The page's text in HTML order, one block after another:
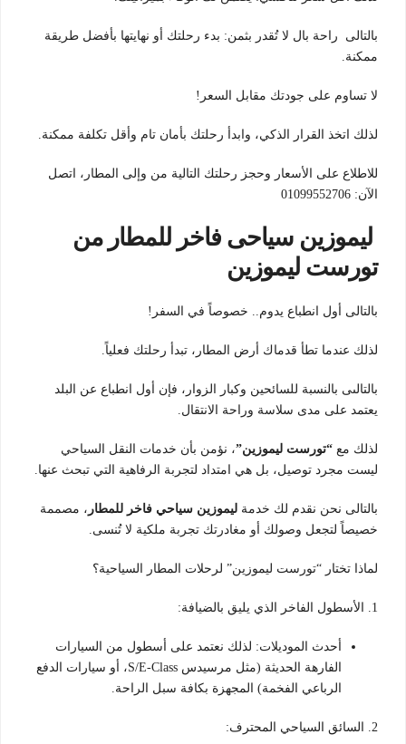
بالتالى راحة بال لا تُقدر بثمن: بدء رحلتك أو نهايتها بأفضل طريقة
ممكنة.
لا تساوم على جودتك مقابل السعر!
لذلك اتخذ القرار الذكي، وابدأ رحلتك بأمان تام وأقل تكلفة ممكنة.
للاطلاع على الأسعار وحجز رحلتك التالية من وإلى المطار، اتصل
الآن: 01099552706
ليموزين سياحى فاخر للمطار من
تورست ليموزين
بالتالى أول انطباع يدوم.. خصوصاً في السفر!
لذلك عندما تطأ قدماك أرض المطار، تبدأ رحلتك فعلياً.
بالتالىى بالنسبة للسائحين وكبار الزوار، فإن أول انطباع عن البلد
يعتمد على مدى سلاسة وراحة الانتقال.
لذلك مع “تورست ليموزين”، نؤمن بأن خدمات النقل السياحي
ليست مجرد توصيل، بل هي امتداد لتجربة الرفاهية التي تبحث عنها.
بالتالى نحن نقدم لك خدمة ليموزين سياحي فاخر للمطار ، مصممة
خصيصاً لتجعل وصولك أو مغادرتك تجربة ملكية لا تُنسى.
لماذا تختار “تورست ليموزين” لرحلات المطار السياحية؟
1. الأسطول الفاخر الذي يليق بالضيافة:
أحدث الموديلات: لذلك نعتمد على أسطول من السيارات
الفارهة الحديثة (مثل مرسيدس S/E-Class، أو سيارات الدفع
الرباعي الفخمة) المجهزة بكافة سبل الراحة.
2. السائق السياحي المحترف: